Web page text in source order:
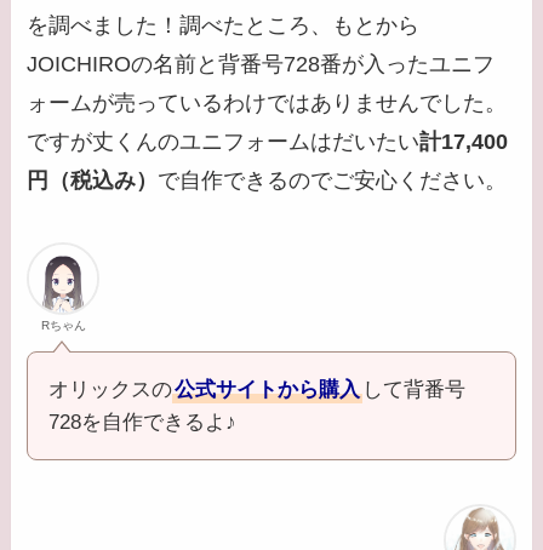
を調べました！調べたところ、もとから
JOICHIROの名前と背番号728番が入ったユニフ
ォームが売っているわけではありませんでした。
ですが丈くんのユニフォームはだいたい計17,400
円（税込み） で自作できるのでご安心ください。
Rちゃん
オリックスの公式サイトから購入 して背番号
728を自作できるよ♪